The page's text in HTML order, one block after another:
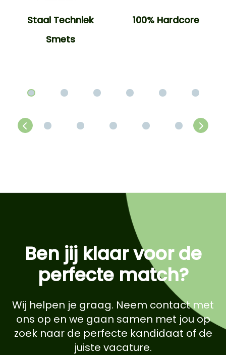
Staal Techniek
Smets
100% Hardcore
Ben jij klaar voor de
perfecte match?
Wij helpen je graag. Neem contact met
ons op en we gaan samen met jou op
zoek naar de perfecte kandidaat of de
juiste vacature.